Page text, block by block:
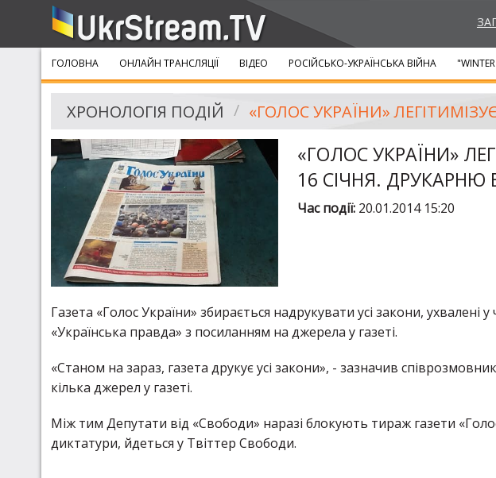
ГОЛОВНА ОНЛАЙН ТРАНСЛЯЦІЇ ВІДЕО РОСІЙСЬКО-УКРАЇНСЬКА ВІЙНА
ХРОНОЛОГІЯ ПОДІЙ
«ГОЛОС УКРАЇНИ»
16 СІЧНЯ.
Час події: 20.01.2014 15:20
Газета «Голос України» збирається надрукувати усі закони, ухвалені
«Українська правда» з посиланням на джерела у газеті.
«Станом на зараз, газета друкує усі закони», - зазначив
кілька джерел у газеті.
Між тим Депутати від «Свободи» наразі блокують тираж газети
диктатури, йдеться у Твіттер Свободи.